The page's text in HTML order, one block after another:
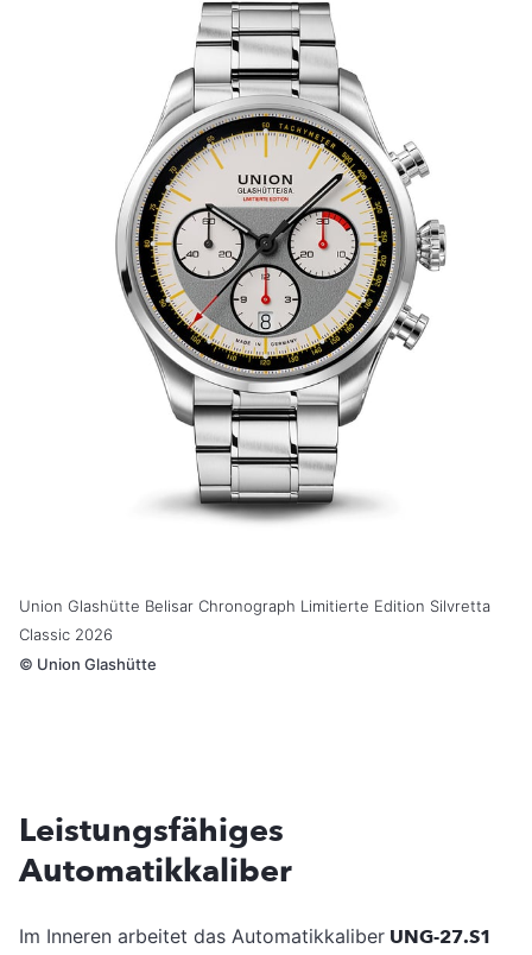
Union Glashütte Belisar Chronograph Limitierte Edition Silvretta
Classic 2026
© Union Glashütte
Leistungsfähiges
Automatikkaliber
Im Inneren arbeitet das Automatikkaliber UNG-27.S1